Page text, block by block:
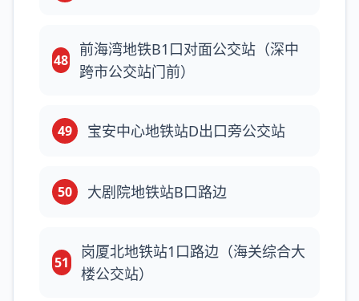
48
前海湾地铁B1口对面公交站（深中
跨市公交站门前）
49 宝安中心地铁站D出口旁公交站
50 大剧院地铁站B口路边
51
岗厦北地铁站1口路边（海关综合大
楼公交站）